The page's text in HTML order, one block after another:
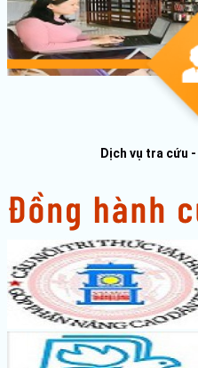
Dịch vụ tra cứu